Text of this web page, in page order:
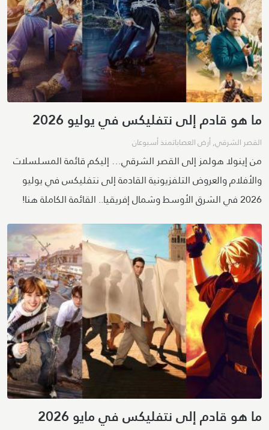
ما هو قادم إلى نتفليكس في يوليو 2026
القصر الشرقي,أرض العصاباتمنذ أسبوعان
من إينولا هولمز إلى القصر الشرقي… إليكم قائمة المسلسلات
والأفلام والعروض التلفزيونية القادمة إلى نتفليكس في يوليو
2026 في الشرق الأوسط وشمال إفريقيا.. القائمة الكاملة هنا!
ما هو قادم إلى نتفليكس في مايو 2026